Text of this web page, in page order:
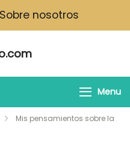
Sobre nosotros
Menu
Mis pensamientos sobre la